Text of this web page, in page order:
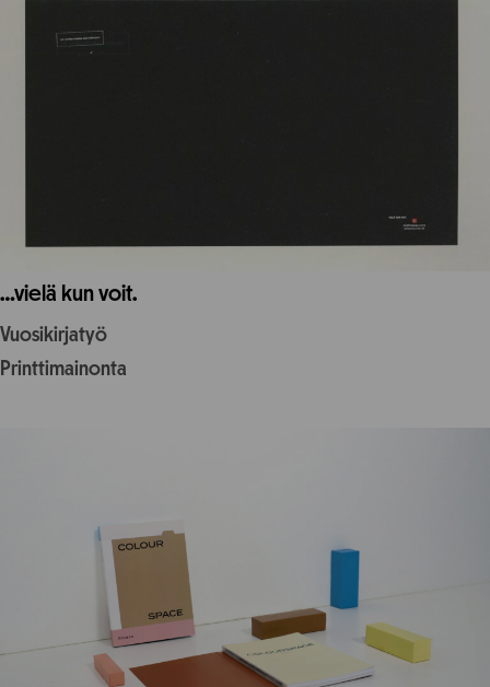
…vielä kun voit.
Vuosikirjatyö
Printtimainonta